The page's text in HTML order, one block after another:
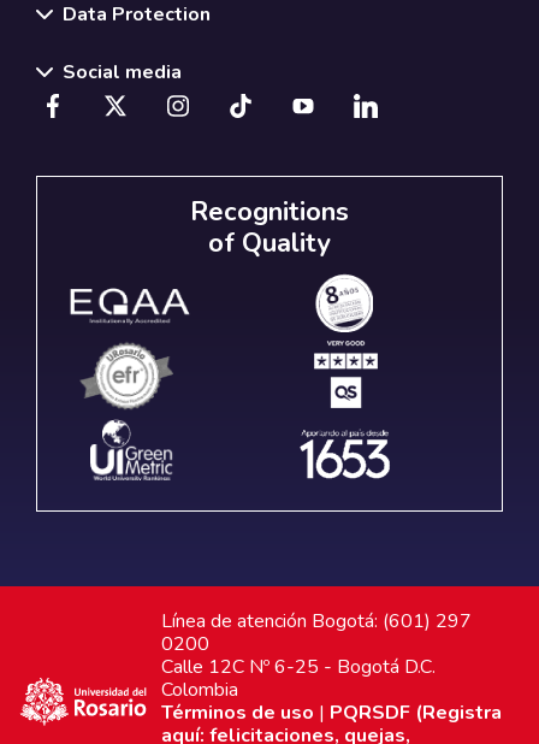
Data Protection
Social media
Recognitions
of Quality
Línea de atención Bogotá: (601) 297
0200
Calle 12C Nº 6-25 - Bogotá D.C.
Colombia
Términos de uso | PQRSDF (Registra
aquí: felicitaciones, quejas,